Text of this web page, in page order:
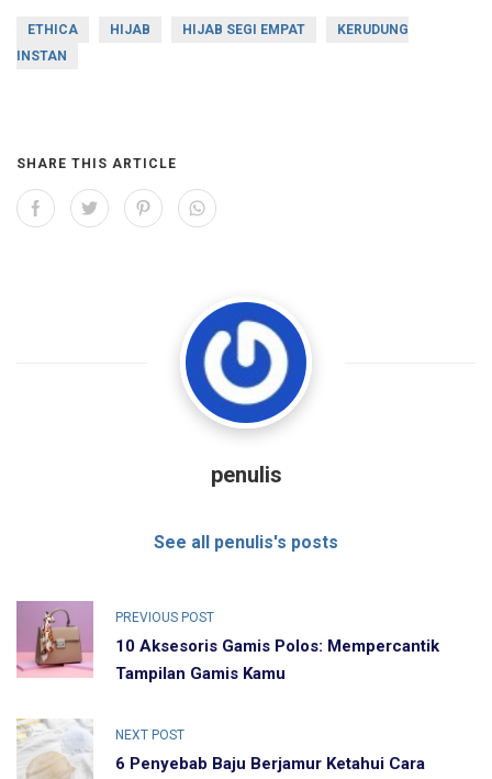
ETHICA HIJAB HIJAB SEGI EMPAT
KERUDUNG
INSTAN
SHARE THIS ARTICLE
penulis
See all penulis's posts
PREVIOUS POST
10 Aksesoris Gamis Polos: Mempercantik
Tampilan Gamis Kamu
NEXT POST
6 Penyebab Baju Berjamur Ketahui Cara